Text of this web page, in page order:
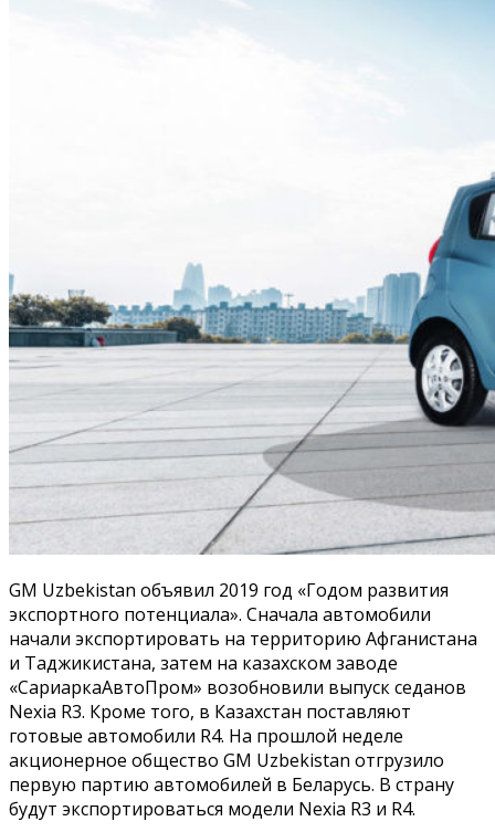
GM Uzbekistan объявил 2019 год «Годом развития
экспортного потенциала». Сначала автомобили
начали экспортировать на территорию Афганистана
и Таджикистана, затем на казахском заводе
«СариаркаАвтоПром» возобновили выпуск седанов
Nexia R3. Кроме того, в Казахстан поставляют
готовые автомобили R4. На прошлой неделе
акционерное общество GM Uzbekistan отгрузило
первую партию автомобилей в Беларусь. В страну
будут экспортироваться модели Nexia R3 и R4.